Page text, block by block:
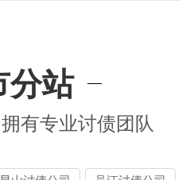
分站
有专业讨债团队